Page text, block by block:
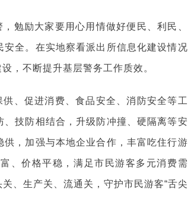
勉励大家要用心用情做好便民、利民、
全。在实地察看派出所信息化建设情况
，不断提升基层警务工作质效。
、促进消费、食品安全、消防安全等工
技防相结合，升级防冲撞、硬隔离等安
，加强与本地企业合作，丰富吃住行游
、价格平稳，满足市民游客多元消费需
、生产关、流通关，守护市民游客“舌尖